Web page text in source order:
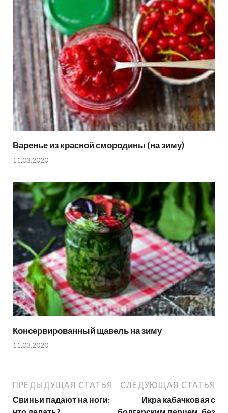
Варенье из красной смородины (на зиму)
11.03.2020
Консервированный щавель на зиму
11.03.2020
ПРЕДЫДУЩАЯ СТАТЬЯ
Свиньи падают на ноги:
СЛЕДУЮЩАЯ СТАТЬЯ
Икра кабачковая с